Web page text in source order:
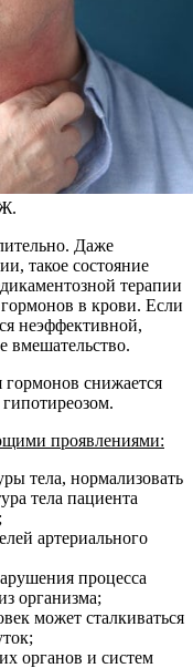
Даже
такое состояние
терапии
в крови. Если
неэффективной,
вмешательство.
снижается
проявлениями:
тела, нормализовать
тела пациента
артериального
процесса
организма;
может сталкиваться
органов и систем